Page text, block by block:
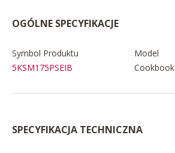
OGÓLNE SPECYFIKACJE
Symbol Produktu
5KSM175PSEIB
Model
Cookbook
SPECYFIKACJA TECHNICZNA